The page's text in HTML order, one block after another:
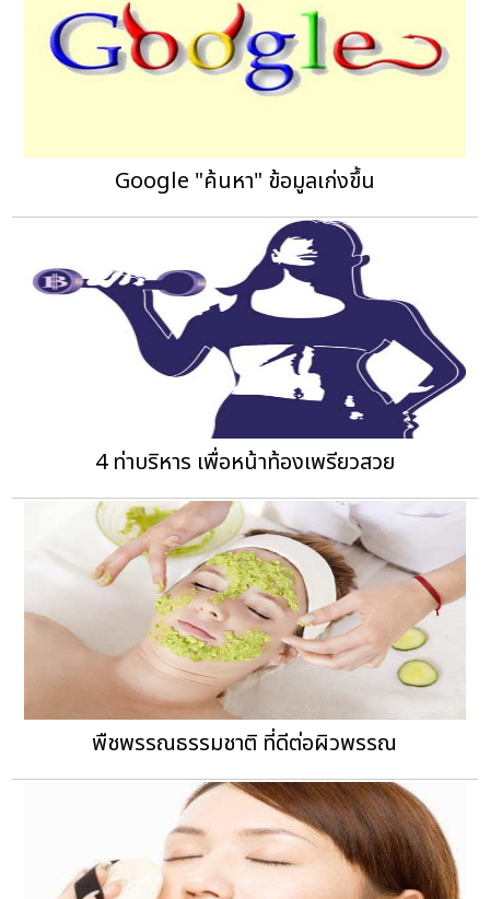
Google "ค้นหา" ข้อมูลเก่งขึ้น
4 ท่าบริหาร เพื่อหน้าท้องเพรียวสวย
พืชพรรณธรรมชาติ ที่ดีต่อผิวพรรณ